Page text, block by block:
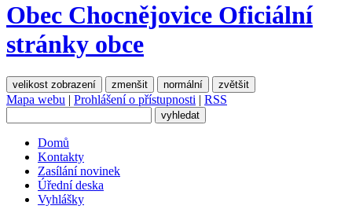
Obec Chocnějovice Oficiální
stránky obce
velikost zobrazení zmenšit normální zvětšit
Mapa webu | Prohlášení o přístupnosti | RSS
Domů
Kontakty
Zasílání novinek
Úřední deska
Vyhlášky